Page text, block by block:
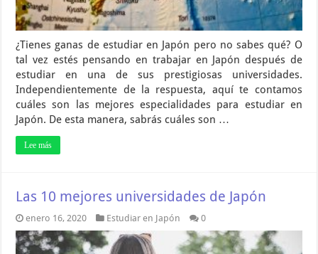
¿Tienes ganas de estudiar en Japón pero no sabes qué? O
tal vez estés pensando en trabajar en Japón después de
estudiar en una de sus prestigiosas universidades.
Independientemente de la respuesta, aquí te contamos
cuáles son las mejores especialidades para estudiar en
Japón. De esta manera, sabrás cuáles son …
Lee más
Las 10 mejores universidades de Japón
enero 16, 2020 Estudiar en Japón 0